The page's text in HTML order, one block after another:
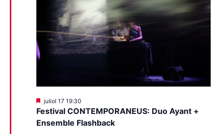
Festival CONTEMPORANEUS: Duo Ayant +
Ensemble Flashback
Destacats
juliol 17 19:30